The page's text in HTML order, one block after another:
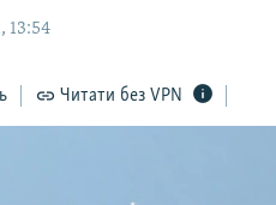
13:54
Читати без VPN